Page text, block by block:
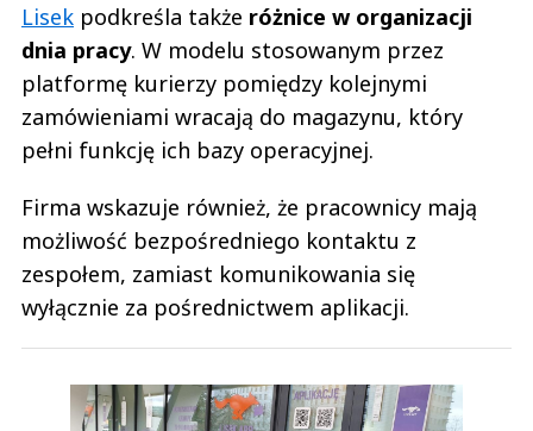
Lisek podkreśla także różnice w organizacji
dnia pracy. W modelu stosowanym przez
platformę kurierzy pomiędzy kolejnymi
zamówieniami wracają do magazynu, który
pełni funkcję ich bazy operacyjnej.
Firma wskazuje również, że pracownicy mają
możliwość bezpośredniego kontaktu z
zespołem, zamiast komunikowania się
wyłącznie za pośrednictwem aplikacji.